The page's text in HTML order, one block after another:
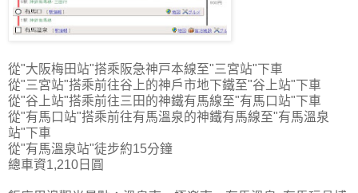
從"大阪梅田站"搭乘阪急神戸本線至"三宮站"下車
從"三宮站"搭乘前往谷上的神戶市地下鐵至"谷上站"下車
從"谷上站"搭乘前往三田的神鐵有馬線至"有馬口站"下車
從"有馬口站"搭乘前往有馬溫泉的神鐵有馬線至"有馬溫泉
站"下車
從"有馬溫泉站"徒步約15分鐘
總車資1,210日圓